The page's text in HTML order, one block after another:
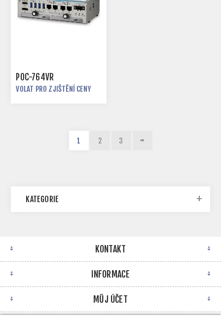
POC-764VR
VOLAT PRO ZJIŠTĚNÍ CENY
1 2 3
KATEGORIE
KONTAKT
INFORMACE
MŮJ ÚČET